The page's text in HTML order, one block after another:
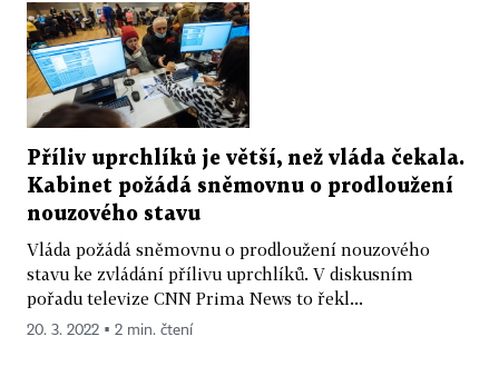
Příliv uprchlíků je větší, než vláda čekala.
Kabinet požádá sněmovnu o prodloužení
nouzového stavu
Vláda požádá sněmovnu o prodloužení nouzového
stavu ke zvládání přílivu uprchlíků. V diskusním
pořadu televize CNN Prima News to řekl...
20. 3. 2022 ▪ 2 min. čtení